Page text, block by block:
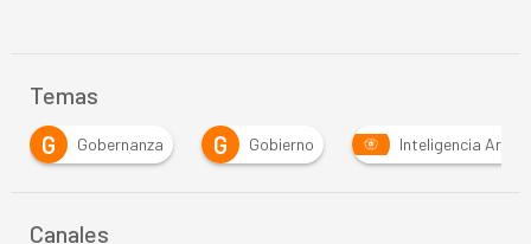
Temas
G
Gobernanza G Gobierno Inteligencia
Canales